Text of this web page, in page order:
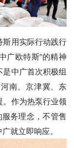
用实际行动践行
广欧特斯”的精神
中广首次积极组
南、京津冀、东
作为热泵行业领
务理念，不管售
就立即响应。